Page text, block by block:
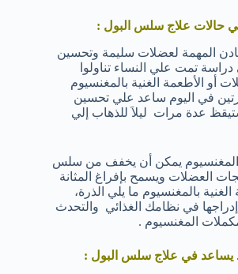
حالات علاج سلس البول :
المهمة لعضلات سليمة وتحسين
تمت علي النساء تناولوا
أو الأطعمة الغنية بالمغنسيوم
في اليوم ساعد علي تحسين
عدة مرات ليلاَ للذهاب إلي
المغنسيوم يمكن أن يخفف من سلس
العضلات ويسمح بإفراغ المثانة
بالمغنسيوم ما يلي الذرة،
في نظامك الغذائي والتحدث
المغنسيوم .
يساعد في علاج سلس البول :